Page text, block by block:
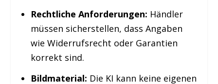
Rechtliche Anforderungen: Händler
müssen sicherstellen, dass Angaben
wie Widerrufsrecht oder Garantien
korrekt sind.
Bildmaterial: Die KI kann keine eigenen